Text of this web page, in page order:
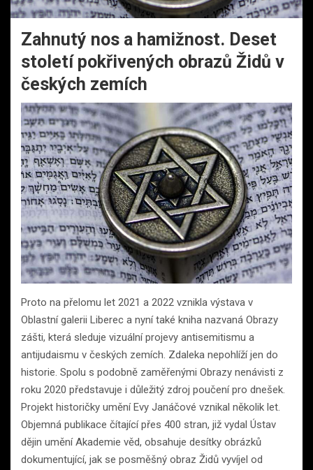
Zahnutý nos a hamižnost. Deset
století pokřivených obrazů Židů v
českých zemích
Proto na přelomu let 2021 a 2022 vznikla výstava v
Oblastní galerii Liberec a nyní také kniha nazvaná Obrazy
zášti, která sleduje vizuální projevy antisemitismu a
antijudaismu v českých zemích. Zdaleka nepohlíží jen do
historie. Spolu s podobně zaměřenými Obrazy nenávisti z
roku 2020 představuje i důležitý zdroj poučení pro dnešek.
Projekt historičky umění Evy Janáčové vznikal několik let.
Objemná publikace čítající přes 400 stran, již vydal Ústav
dějin umění Akademie věd, obsahuje desítky obrázků
dokumentující, jak se posměšný obraz Židů vyvíjel od